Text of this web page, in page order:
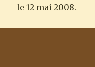
le 12 mai 2008.